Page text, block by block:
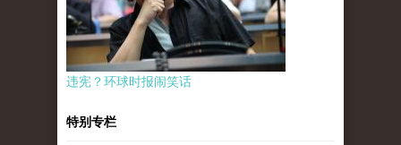
违宪？环球时报闹笑话
特别专栏